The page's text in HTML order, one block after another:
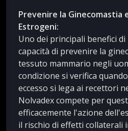
Prevenire la Ginecomastia
Estrogeni:
Uno dei principali benefici di
capacità di prevenire la
tessuto mammario negli
condizione si verifica
eccesso si lega ai recettori
Nolvadex compete per
efficacemente l'azione
il rischio di effetti collaterali